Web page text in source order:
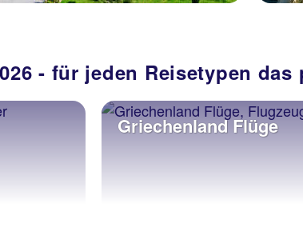
- für jeden Reisetypen das
Griechenland Flüge